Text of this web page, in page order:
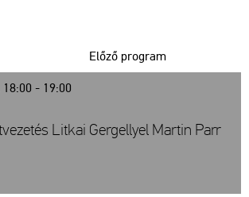
- 19:00
Előző program
Litkai Gergellyel Martin Parr